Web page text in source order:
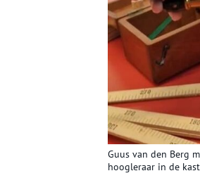
Guus van den Berg
hoogleraar in de